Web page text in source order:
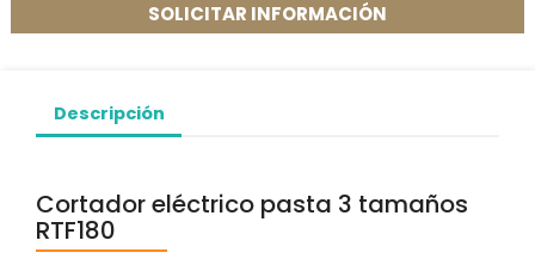
SOLICITAR INFORMACIÓN
Descripción
Cortador eléctrico pasta 3 tamaños
RTF180